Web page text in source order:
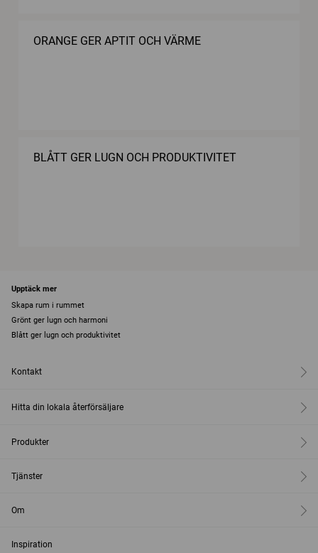
ORANGE GER APTIT OCH VÄRME
BLÅTT GER LUGN OCH PRODUKTIVITET
Upptäck mer
Skapa rum i rummet
Grönt ger lugn och harmoni
Blått ger lugn och produktivitet
Kontakt
Hitta din lokala återförsäljare
Produkter
Tjänster
Om
Inspiration